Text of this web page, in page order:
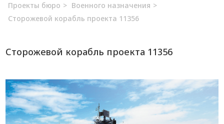
Проекты бюро > Военного назначения >
Сторожевой корабль проекта 11356
Сторожевой корабль проекта 11356